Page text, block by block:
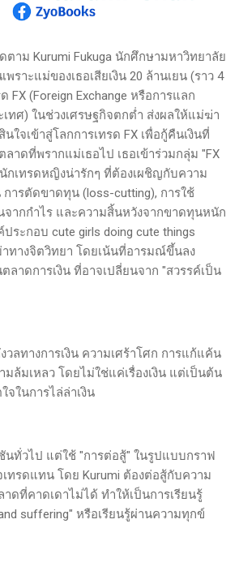
ดตาม Kurumi Fukuga นักศึกษามหาวิทยาลัย
ราะแม่ของเธอเสียเงิน 20 ล้านเยน (ราว 4
FX (Foreign Exchange หรือการแลก
เทศ) ในช่วงเศรษฐกิจตกต่ำ ส่งผลให้แม่ฆ่า
ใจเข้าสู่โลกการเทรด FX เพื่อกู้คืนเงินที่
าดที่พรากแม่เธอไป เธอเข้าร่วมกลุ่ม "FX
นักเทรดหญิงน่ารักๆ ที่ต้องเผชิญกับความ
ารตัดขาดทุน (loss-cutting), การใช้
จากกำไร และความสิ้นหวังจากขาดทุนหนัก
ประกอบ cute girls doing cute things
าทางจิตวิทยา โดยเน้นที่อารมณ์ขึ้นลง
ลาดการเงิน ที่อาจเปลี่ยนจาก "สวรรค์เป็น
ลทางการเงิน ความเศร้าโศก การแก้แค้น
มล้มเหลว โดยไม่ใช่แค่เรื่องเงิน แต่เป็นต้น
ในการไล่ล่าเงิน
นทั่วไป แต่ใช้ "การต่อสู้" ในรูปแบบกราฟ
ทรดแทน โดย Kurumi ต้องต่อสู้กับความ
ดที่คาดเดาไม่ได้ ทำให้เป็นการเรียนรู้
suffering" หรือเรียนรู้ผ่านความทุกข์